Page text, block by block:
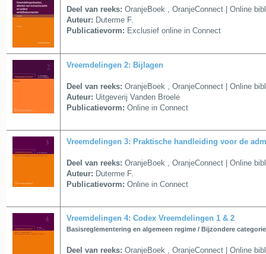
Deel van reeks: OranjeBoek , OranjeConnect | Online
Auteur: Duterme F.
Publicatievorm: Exclusief online in Connect
Vreemdelingen 2: Bijlagen
Deel van reeks: OranjeBoek , OranjeConnect | Online
Auteur: Uitgeverij Vanden Broele
Publicatievorm: Online in Connect
Vreemdelingen 3: Praktische handleiding voor de
Deel van reeks: OranjeBoek , OranjeConnect | Online
Auteur: Duterme F.
Publicatievorm: Online in Connect
Vreemdelingen 4: Codex Vreemdelingen 1 & 2
Basisreglementering en algemeen regime / Bijzondere
Deel van reeks: OranjeBoek , OranjeConnect | Online